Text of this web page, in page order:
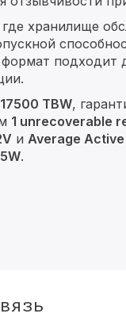
хранилище
формат подходит
17500 TBW,
1 unrecoverable
и Average Active
5W.